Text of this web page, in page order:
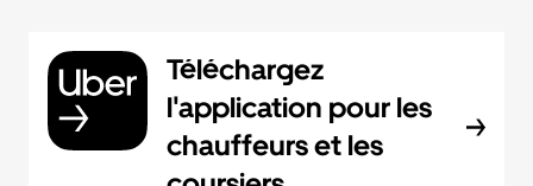
Téléchargez
l'application pour les
chauffeurs et les